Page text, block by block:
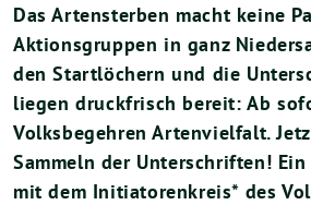
Das Artensterben macht keine
Aktionsgruppen in ganz
den Startlöchern und die
liegen druckfrisch bereit: Ab
Volksbegehren Artenvielfalt.
Sammeln der Unterschriften!
mit dem Initiatorenkreis* des